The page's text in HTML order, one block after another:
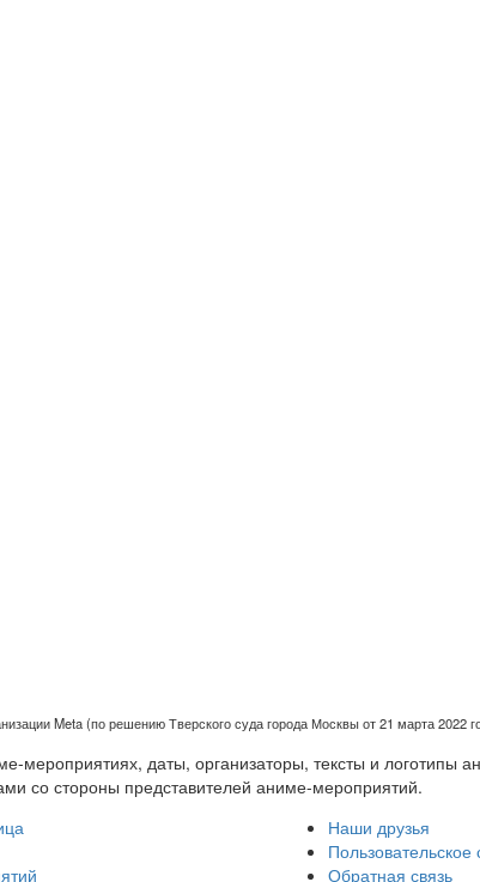
Meta (по решению Тверского суда города Москвы от 21 марта 2022
мероприятиях, даты, организаторы, тексты и логотипы
со стороны представителей аниме-мероприятий.
Наши друзья
Обратная связь